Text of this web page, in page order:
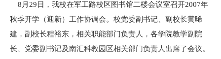
8月29日，我校在军工路校区图书馆二楼会议室召开2007年
秋季开学（迎新）工作协调会。校党委副书记、副校长黄晞
建，副校长程裕东，相关职能部门负责人，各学院教学副院
长、党委副书记及南汇科教园区相关部门负责人出席了会议。